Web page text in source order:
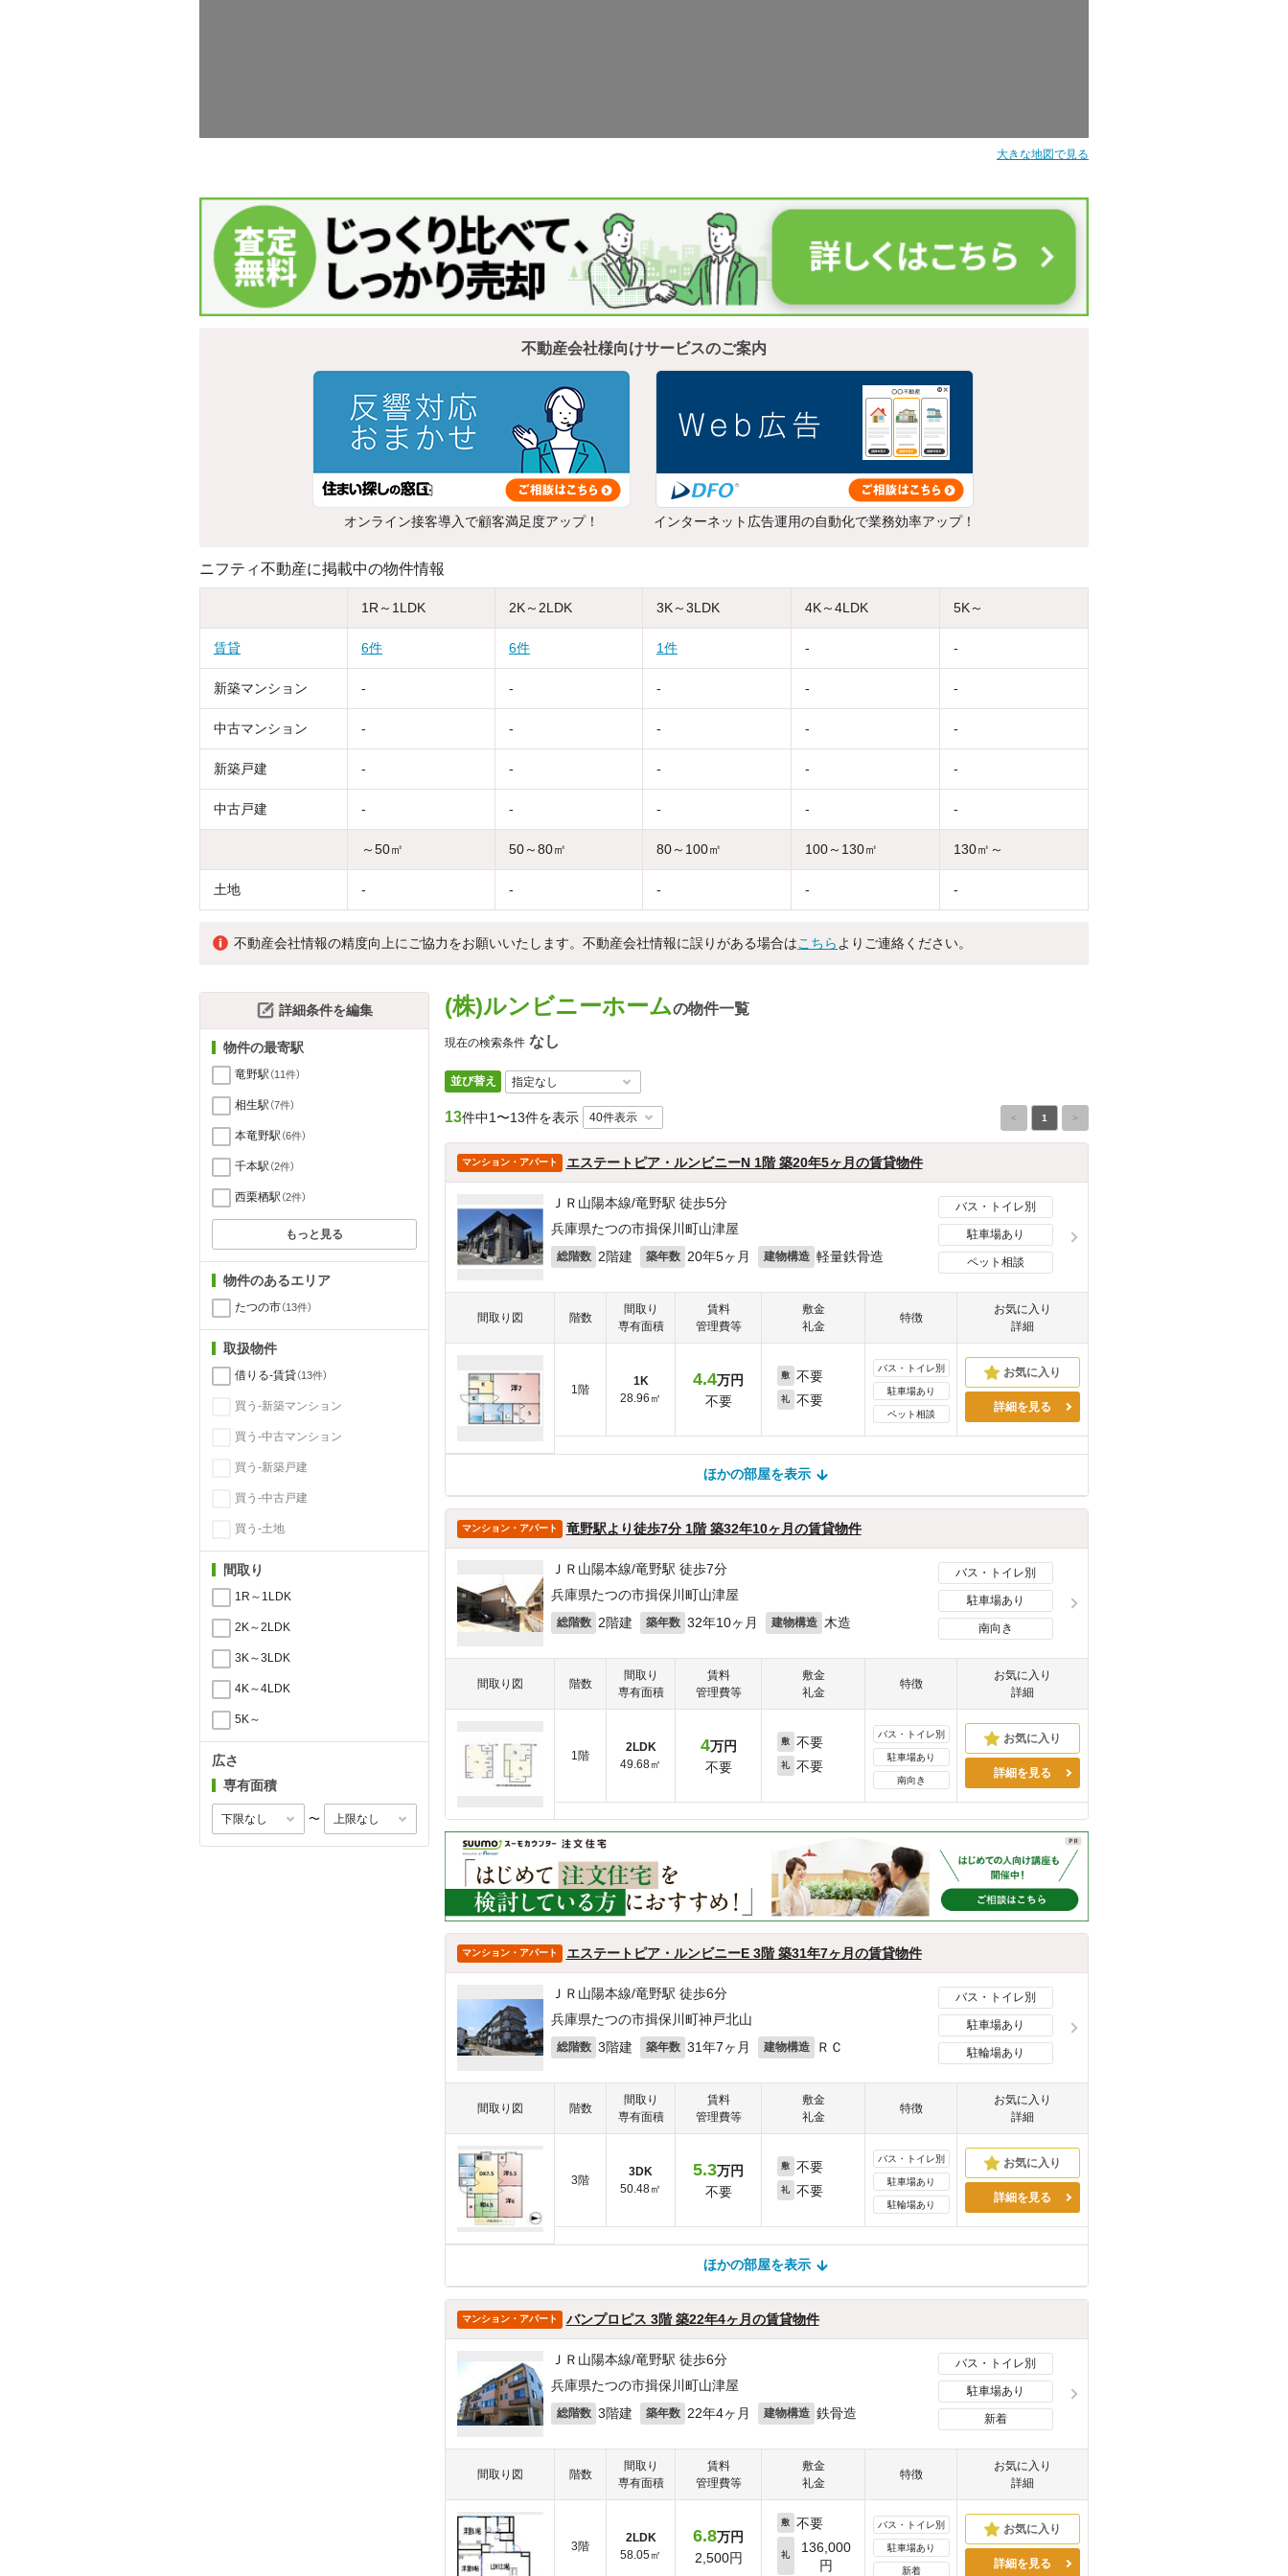
大きな地図で見る
不動産会社様向けサービスのご案内
オンライン接客導入で顧客満足度アップ！ インターネット広告運用の自動化で業務効率アップ！
ニフティ不動産に掲載中の物件情報
1R～1LDK 2K～2LDK 3K～3LDK 4K～4LDK 5K～
賃貸 6件 6件 1件 - -
新築マンション - - - - -
中古マンション - - - - -
新築戸建 - - - - -
中古戸建 - - - - -
～50㎡ 50～80㎡ 80～100㎡ 100～130㎡ 130㎡～
土地 - - - - -
不動産会社情報の精度向上にご協力をお願いいたします。不動産会社情報に誤りがある場合はこちら よりご連絡ください。
(株)ルンビニーホームの物件一覧
現在の検索条件 なし
並び替え
13件中1〜13件を表示 < 1 >
マンション・アパート エステートピア・ルンビニーN 1階 築20年5ヶ月の賃貸物件
ＪＲ山陽本線/竜野駅 徒歩5分
兵庫県たつの市揖保川町山津屋
総階数 2階建 築年数 20年5ヶ月 建物構造 軽量鉄骨造
バス・トイレ別
駐車場あり
ペット相談
間取り図 階数
間取り
専有面積
賃料
管理費等
敷金
礼金
特徴
お気に入り
詳細
1階
1K
28.96㎡
4.4万円
不要
敷 不要
礼 不要
バス・トイレ別
駐車場あり
ペット相談
詳細を見る
ほかの部屋を表示
ほかの部屋は見つかりませんでした
マンション・アパート 竜野駅より徒歩7分 1階 築32年10ヶ月の賃貸物件
ＪＲ山陽本線/竜野駅 徒歩7分
兵庫県たつの市揖保川町山津屋
総階数 2階建 築年数 32年10ヶ月 建物構造 木造
バス・トイレ別
駐車場あり
南向き
間取り図 階数
間取り
専有面積
賃料
管理費等
敷金
礼金
特徴
お気に入り
詳細
1階
2LDK
49.68㎡
4万円
不要
敷 不要
礼 不要
バス・トイレ別
駐車場あり
南向き
詳細を見る
マンション・アパート エステートピア・ルンビニーE 3階 築31年7ヶ月の賃貸物件
ＪＲ山陽本線/竜野駅 徒歩6分
兵庫県たつの市揖保川町神戸北山
総階数 3階建 築年数 31年7ヶ月 建物構造 ＲＣ
バス・トイレ別
駐車場あり
駐輪場あり
間取り図 階数
間取り
専有面積
賃料
管理費等
敷金
礼金
特徴
お気に入り
詳細
3階
3DK
50.48㎡
5.3万円
不要
敷 不要
礼 不要
バス・トイレ別
駐車場あり
駐輪場あり
詳細を見る
ほかの部屋を表示
ほかの部屋は見つかりませんでした
マンション・アパート バンプロピス 3階 築22年4ヶ月の賃貸物件
ＪＲ山陽本線/竜野駅 徒歩6分
兵庫県たつの市揖保川町山津屋
総階数 3階建 築年数 22年4ヶ月 建物構造 鉄骨造
バス・トイレ別
駐車場あり
新着
間取り図 階数
間取り
専有面積
賃料
管理費等
敷金
礼金
特徴
お気に入り
詳細
3階
2LDK
58.05㎡
6.8万円
2,500円
敷 不要
礼
136,000
円
バス・トイレ別
駐車場あり
新着
詳細を見る
詳細条件を編集
物件の最寄駅
竜野駅 （11件）
相生駅 （7件）
本竜野駅 （6件）
千本駅 （2件）
西栗栖駅 （2件）
もっと見る
物件のあるエリア
たつの市（13件）
取扱物件
借りる-賃貸（13件）
買う-新築マンション
買う-中古マンション
買う-新築戸建
買う-中古戸建
買う-土地
間取り
1R～1LDK
2K～2LDK
3K～3LDK
4K～4LDK
5K～
広さ
専有面積
〜